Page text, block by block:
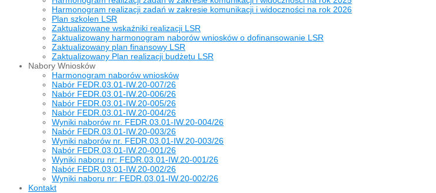
Harmonogram realizacji zadań w zakresie komunikacji i widoczności na rok 2026
Plan szkolen LSR
Zaktualizowane wskaźniki realizacji LSR
Zaktualizowany harmonogram naborów wniosków o dofinansowanie LSR
Zaktualizowany plan finansowy LSR
Zaktualizowany Plan realizacji budżetu LSR
Nabory Wniosków
Harmonogram naborów wniosków
Nabór FEDR.03.01-IW.20-007/26
Nabór FEDR.03.01-IW.20-006/26
Nabór FEDR.03.01-IW.20-005/26
Nabór FEDR.03.01-IW.20-004/26
Wyniki naborów nr. FEDR.03.01-IW.20-004/26
Nabór FEDR.03.01-IW.20-003/26
Wyniki naborów nr. FEDR.03.01-IW.20-003/26
Nabór FEDR.03.01-IW.20-001/26
Wyniki naboru nr: FEDR.03.01-IW.20-001/26
Nabór FEDR.03.01-IW.20-002/26
Wyniki naboru nr: FEDR.03.01-IW.20-002/26
Kontakt